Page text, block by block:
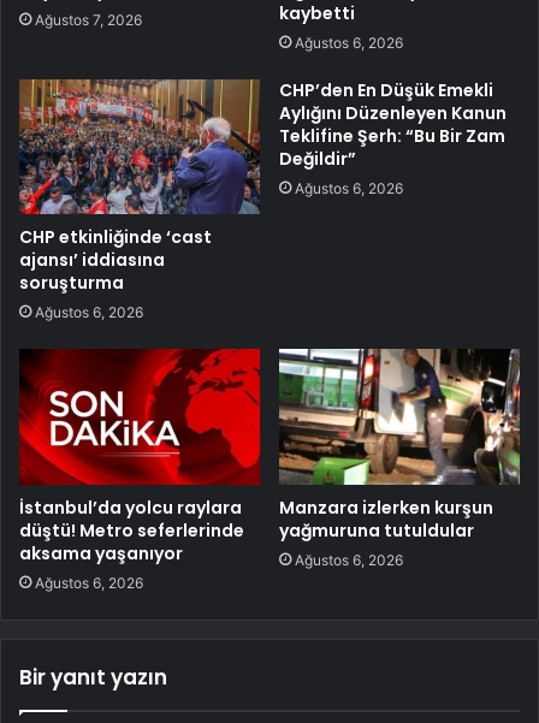
Ağustos 7, 2026
kaybetti
Ağustos 6, 2026
CHP etkinliğinde ‘cast
ajansı’ iddiasına
soruşturma
Ağustos 6, 2026
CHP’den En Düşük Emekli
Aylığını Düzenleyen Kanun
Teklifine Şerh: “Bu Bir Zam
Değildir”
Ağustos 6, 2026
İstanbul’da yolcu raylara
düştü! Metro seferlerinde
aksama yaşanıyor
Ağustos 6, 2026
Manzara izlerken kurşun
yağmuruna tutuldular
Ağustos 6, 2026
Bir yanıt yazın